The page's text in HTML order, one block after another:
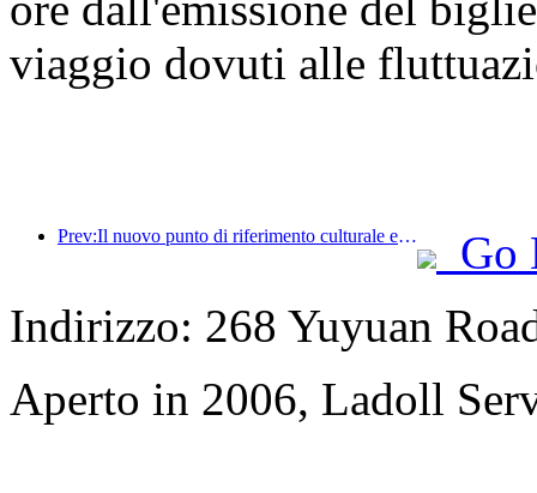
viaggio dovuti alle
Prev:Il nuovo punto di riferimento culturale e turistico nel subcentro di Pechino, Pinnacle Park, verrà inaugurato ufficialmente quest'anno.
Go
Indirizzo: 268 Yuyuan
Aperto in 2006, Ladoll